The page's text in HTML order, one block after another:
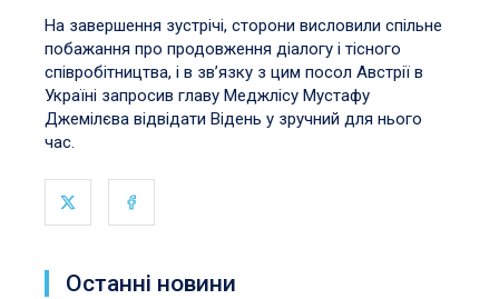
На завершення зустрічі, сторони висловили спільне
побажання про продовження діалогу і тісного
співробітництва, і в зв’язку з цим посол Австрії в
Україні запросив главу Меджлісу Мустафу
Джемілєва відвідати Відень у зручний для нього
час.
Останні новини